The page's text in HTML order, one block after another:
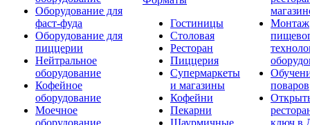
Оборудование для
фаст-фуда
Оборудование для
пиццерии
Нейтральное
оборудование
Кофейное
оборудование
Моечное
оборудование
Гостиницы
Столовая
Ресторан
Пиццерия
Супермаркеты
и магазины
Кофейни
Пекарни
Шаурмичные
Монтаж
поваров
ключ в